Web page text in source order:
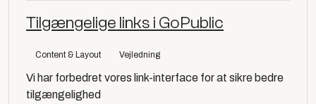
Tilgængelige links i GoPublic
Content & Layout Vejledning
Vi har forbedret vores link-interface for at sikre bedre
tilgængelighed